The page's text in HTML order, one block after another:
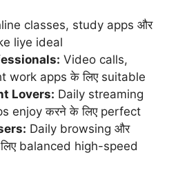
classes, study apps और
liye ideal
Video calls,
work apps के लिए suitable
Lovers: Daily streaming
enjoy करने के लिए perfect
Daily browsing और
balanced high-speed